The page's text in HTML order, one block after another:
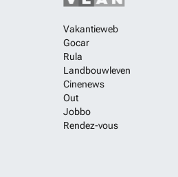
Vakantieweb
Gocar
Rula
Landbouwleven
Cinenews
Out
Jobbo
Rendez-vous